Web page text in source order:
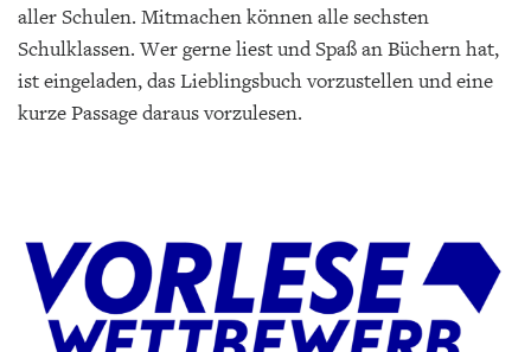
aller Schulen. Mitmachen können alle sechsten
Schulklassen. Wer gerne liest und Spaß an Büchern hat,
ist eingeladen, das Lieblingsbuch vorzustellen und eine
kurze Passage daraus vorzulesen.